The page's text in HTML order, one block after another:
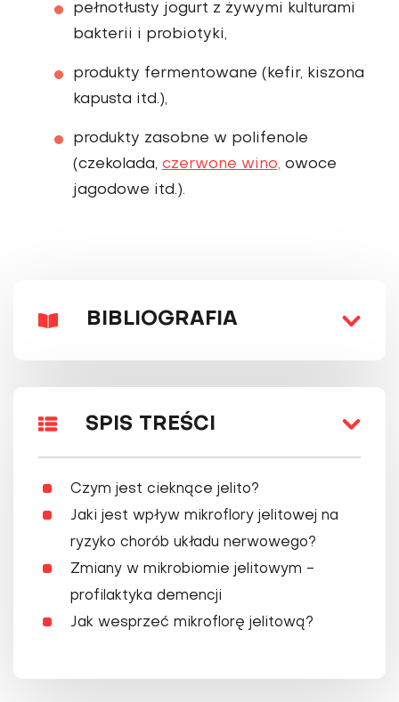
pełnotłusty jogurt z żywymi kulturami
bakterii i probiotyki,
produkty fermentowane (kefir, kiszona
kapusta itd.),
produkty zasobne w polifenole
(czekolada, czerwone wino, owoce
jagodowe itd.).
BIBLIOGRAFIA
SPIS TREŚCI
Czym jest cieknące jelito?
Jaki jest wpływ mikroflory jelitowej na
ryzyko chorób układu nerwowego?
Zmiany w mikrobiomie jelitowym -
profilaktyka demencji
Jak wesprzeć mikroflorę jelitową?